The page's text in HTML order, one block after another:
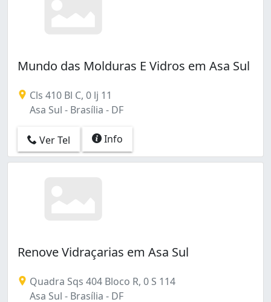
Mundo das Molduras E Vidros em Asa Sul
Cls 410 Bl C, 0 lj 11
Asa Sul - Brasília - DF
Ver Tel Info
Renove Vidraçarias em Asa Sul
Quadra Sqs 404 Bloco R, 0 S 114
Asa Sul - Brasília - DF